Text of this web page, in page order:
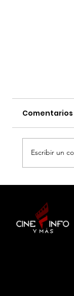
Comentarios
Escribir un